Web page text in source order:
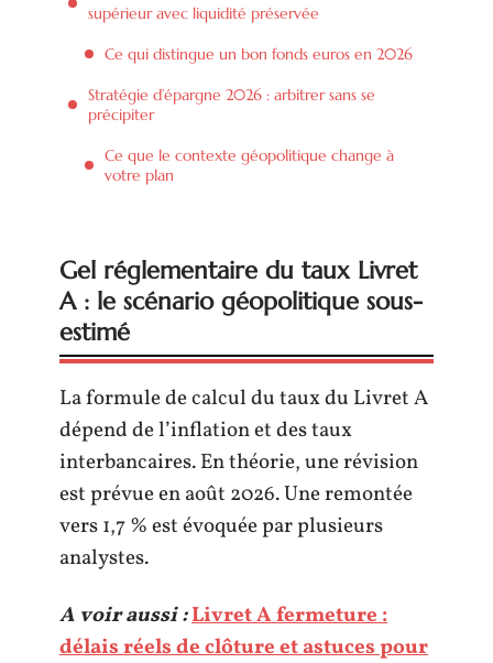
supérieur avec liquidité préservée
Ce qui distingue un bon fonds euros en 2026
Stratégie d’épargne 2026 : arbitrer sans se
précipiter
Ce que le contexte géopolitique change à
votre plan
Gel réglementaire du taux Livret
A : le scénario géopolitique sous-
estimé
La formule de calcul du taux du Livret A
dépend de l’inflation et des taux
interbancaires. En théorie, une révision
est prévue en août 2026. Une remontée
vers 1,7 % est évoquée par plusieurs
analystes.
A voir aussi :Livret A fermeture :
délais réels de clôture et astuces pour